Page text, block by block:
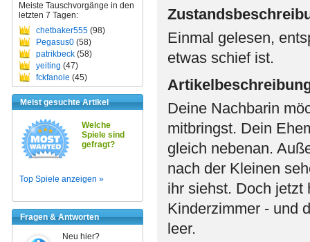
Meiste Tauschvorgänge in den
letzten 7 Tagen:
chetbaker555 (98)
Pegasus0 (58)
patrikbeck (58)
yeiting (47)
fckfanole (45)
Meist gesuchte Artikel
Welche
Spiele sind
gefragt?
Top Spiele anzeigen »
Fragen & Antworten
Neu hier?
Einmal gelesen,
etwas schief ist.
Deine Nachbarin
mitbringst. Dein
gleich nebenan.
nach der Kleinen
ihr siehst. Doch jetzt
Kinderzimmer - und
leer.